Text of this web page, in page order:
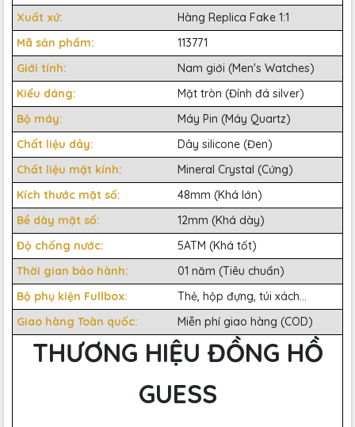
Xuất xứ:
Hàng Replica Fake 1:1
Mã sản phẩm:
113771
Giới tính:
Nam giới (Men's Watches)
Kiểu dáng:
Mặt tròn (Đính đá silver)
Bộ máy:
Máy Pin (Máy Quartz)
Chất liệu dây:
Dây silicone (Đen)
Chất liệu mặt kính:
Mineral Crystal (Cứng)
Kích thước mặt số:
48mm (Khá lớn)
Bề dày mặt số:
12mm (Khá dày)
Độ chống nước:
5ATM (Khá tốt)
Thời gian bảo hành:
01 năm (Tiêu chuẩn)
Bộ phụ kiện Fullbox:
Thẻ, hộp đựng, túi xách...
Giao hàng Toàn quốc:
Miễn phí giao hàng (COD)
THƯƠNG HIỆU ĐỒNG HỒ
GUESS